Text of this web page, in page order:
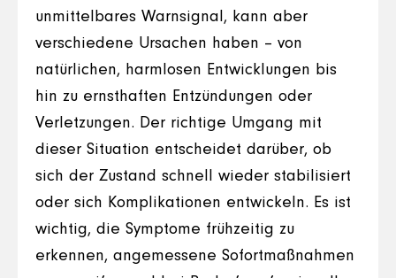
unmittelbares Warnsignal, kann aber
verschiedene Ursachen haben – von
natürlichen, harmlosen Entwicklungen bis
hin zu ernsthaften Entzündungen oder
Verletzungen. Der richtige Umgang mit
dieser Situation entscheidet darüber, ob
sich der Zustand schnell wieder stabilisiert
oder sich Komplikationen entwickeln. Es ist
wichtig, die Symptome frühzeitig zu
erkennen, angemessene Sofortmaßnahmen